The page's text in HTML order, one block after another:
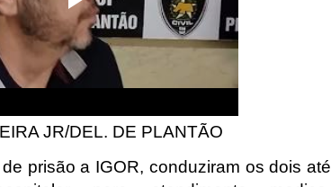
JR/DEL. DE PLANTÃO
prisão a IGOR, conduziram os dois até